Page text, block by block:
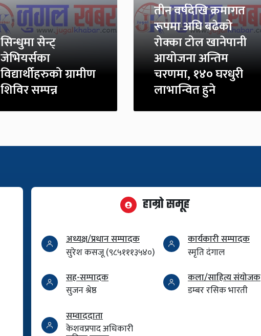
सिन्धुमा सेन्ट्
जेभियर्सका
विद्यार्थीहरुको ग्रामीण
शिविर सम्पन्न
तीन वर्षदेखि क्रमागत
रूपमा अघि बढेको
रोक्का टोल खानेपानी
आयोजना अन्तिम
चरणमा, १४० घरधुरी
लाभान्वित हुने
हाम्रो समूह
अध्यक्ष/प्रधान सम्पादक
सुरेश कसजू (९८५१११३५४०)
कार्यकारी सम्पादक
स्मृति दंगाल
सह-सम्पादक
सुजन श्रेष्ठ
कला/साहित्य संयोजक
डम्बर रसिक भारती
सम्वाददाता
केशवप्रपाद अधिकारी